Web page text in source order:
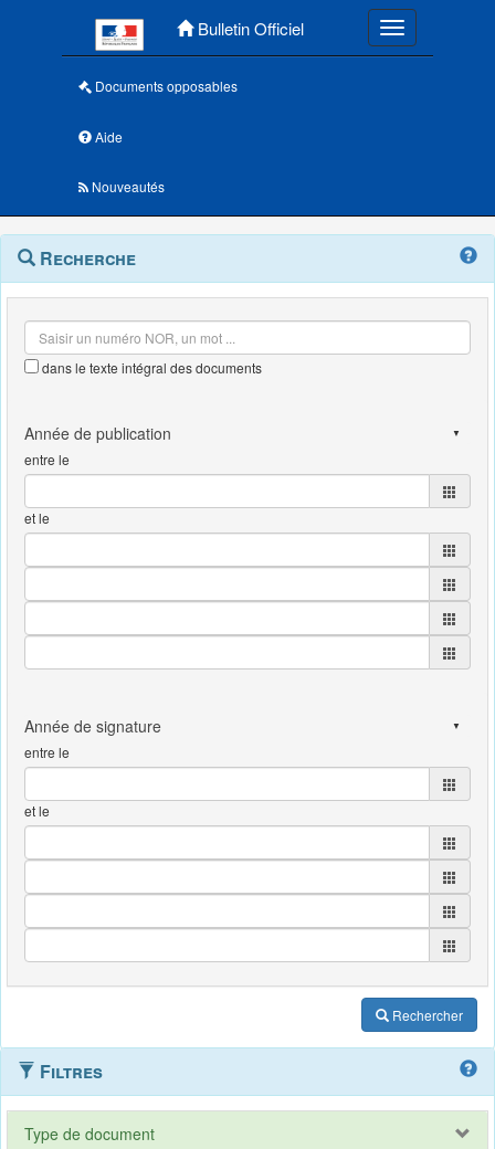
Bulletin Officiel Toggle
Documents opposables
Aide
Nouveautés
Navigation
outils
Menu
contextuel
Recherche
dans le texte intégral des documents
entre le
et le
entre le
et le
Rechercher
Filtres
Type de document